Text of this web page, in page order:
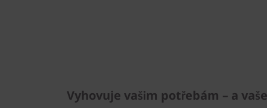
Vyhovuje vašim potřebám – a